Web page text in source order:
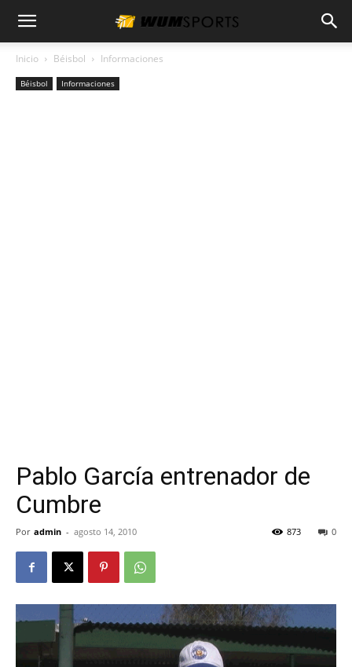
Inicio Béisbol Informaciones
Béisbol Informaciones
Pablo García entrenador de
Cumbre
Por admin - agosto 14, 2010 0
873